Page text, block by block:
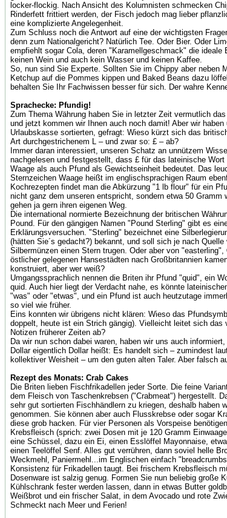
locker-flockig. Nach Ansicht des Kolumnisten schmecken
Rinderfett frittiert werden, der Fisch jedoch mag lieber
eine komplizierte Angelegenheit.
Zum Schluss noch die Antwort auf eine der wichtigsten
denn zum Nationalgericht? Natürlich Tee. Oder Bier. Oder
empfiehlt sogar Cola, deren "Karamellgeschmack" die ideale
keinen Wein und auch kein Wasser und keinen Kaffee.
So, nun sind Sie Experte. Sollten Sie im Chippy aber neben
Ketchup auf die Pommes kippen und Baked Beans dazu
behalten Sie Ihr Fachwissen besser für sich. Der wahre
Sprachecke: Pfundig!
Zum Thema Währung haben Sie in letzter Zeit vermutlich
und jetzt kommen wir Ihnen auch noch damit! Aber wir
Urlaubskasse sortierten, gefragt: Wieso kürzt sich das
Art durchgestrichenem L – und zwar so: £ – ab?
Immer daran interessiert, unseren Schatz an unnützem
nachgelesen und festgestellt, dass £ für das lateinische Wort
Waage als auch Pfund als Gewichtseinheit bedeutet. Das
Sternzeichen Waage heißt im englischsprachigen Raum
Kochrezepten findet man die Abkürzung "1 lb flour" für ein
nicht ganz dem unseren entspricht, sondern etwa 50 Gramm
gehen ja gern ihren eigenen Weg.
Die international normierte Bezeichnung der britischen
Pound. Für den gängigen Namen "Pound Sterling" gibt es
Erklärungsversuchen. "Sterling" bezeichnet eine
(hätten Sie´s gedacht?) bekannt, und soll sich je nach
Silbermünzen einen Stern trugen. Oder aber von
östlicher gelegenen Hansestädten nach Großbritannien
konstruiert, aber wer weiß?
Umgangssprachlich nennen die Briten ihr Pfund "quid", ein
quid. Auch hier liegt der Verdacht nahe, es könnte
"was" oder "etwas", und ein Pfund ist auch heutzutage
so viel wie früher.
Eins konnten wir übrigens nicht klären: Wieso das
doppelt, heute ist ein Strich gängig). Vielleicht leitet sich das
Notizen früherer Zeiten ab?
Da wir nun schon dabei waren, haben wir uns auch
Dollar eigentlich Dollar heißt: Es handelt sich – zumindest
kollektiver Weisheit – um den guten alten Taler. Aber falsch
Rezept des Monats: Crab Cakes
Die Briten lieben Fischfrikadellen jeder Sorte. Die feine
dem Fleisch von Taschenkrebsen ("Crabmeat") hergestellt.
sehr gut sortierten Fischhändlern zu kriegen, deshalb haben
genommen. Sie können aber auch Flusskrebse oder sogar
diese grob hacken. Für vier Personen als Vorspeise
Krebsfleisch (sprich: zwei Dosen mit je 120 Gramm
eine Schüssel, dazu ein Ei, einen Esslöffel Mayonnaise,
einen Teelöffel Senf. Alles gut verrühren, dann soviel helle
Weckmehl, Paniermehl...im Englischen einfach
Konsistenz für Frikadellen taugt. Bei frischem Krebsfleisch
Dosenware ist salzig genug. Formen Sie nun beliebig große
Kühlschrank fester werden lassen, dann in etwas Butter
Weißbrot und ein frischer Salat, in dem Avocado und rote
Schmeckt nach Meer und Ferien!